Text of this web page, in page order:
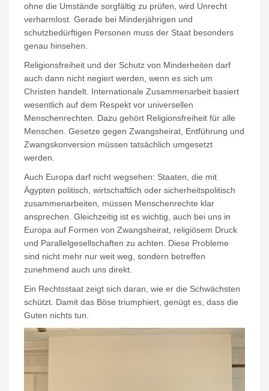
ohne die Umstände sorgfältig zu prüfen, wird Unrecht
verharmlost. Gerade bei Minderjährigen und
schutzbedürftigen Personen muss der Staat besonders
genau hinsehen.
Religionsfreiheit und der Schutz von Minderheiten darf
auch dann nicht negiert werden, wenn es sich um
Christen handelt. Internationale Zusammenarbeit basiert
wesentlich auf dem Respekt vor universellen
Menschenrechten. Dazu gehört Religionsfreiheit für alle
Menschen. Gesetze gegen Zwangsheirat, Entführung und
Zwangskonversion müssen tatsächlich umgesetzt
werden.
Auch Europa darf nicht wegsehen: Staaten, die mit
Ägypten politisch, wirtschaftlich oder sicherheitspolitisch
zusammenarbeiten, müssen Menschenrechte klar
ansprechen. Gleichzeitig ist es wichtig, auch bei uns in
Europa auf Formen von Zwangsheirat, religiösem Druck
und Parallelgesellschaften zu achten. Diese Probleme
sind nicht mehr nur weit weg, sondern betreffen
zunehmend auch uns direkt.
Ein Rechtsstaat zeigt sich daran, wie er die Schwächsten
schützt. Damit das Böse triumphiert, genügt es, dass die
Guten nichts tun.